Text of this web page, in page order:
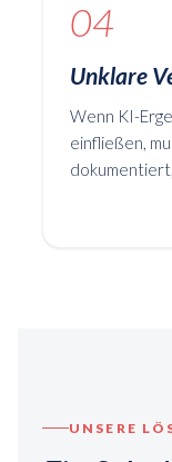
04
Unklare
Wenn KI-
einfließen,
UNSERE